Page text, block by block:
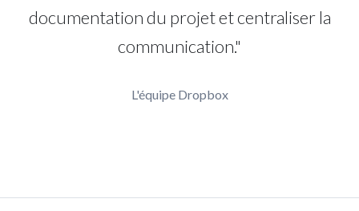
documentation du projet et centraliser la
communication."
L'équipe Dropbox